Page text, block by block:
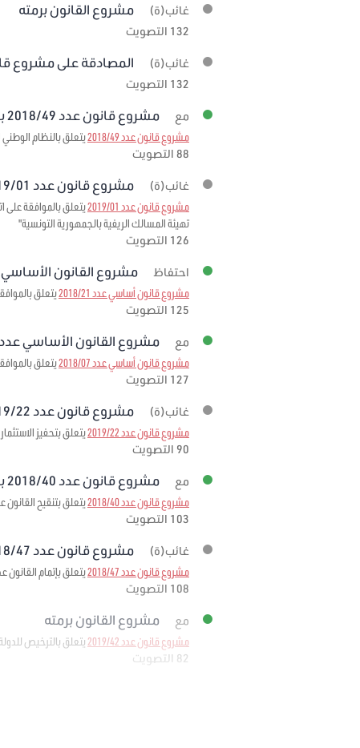
غائب(ة) مشروع القانون برمته
132 التصويت
غائب(ة) المصادقة على مشروع قانون عدد
132 التصويت
مع مشروع قانون عدد 2018/49 برمته
مشروع قانون عدد 2018/49
يتعلق بالنظام
88 التصويت
غائب(ة) مشروع قانون عدد 2019/01 برمته
مشروع قانون عدد 2019/01
تهيئة المسالك الريفية بالجمهورية التونسية"
126 التصويت
احتفاظ مشروع القانون الأساسي عدد 2018/
مشروع قانون أساسي عدد 2018/21
يتعلق
125 التصويت
مع مشروع القانون الأساسي عدد 2018/07
مشروع قانون أساسي عدد 2018/07
يتعلق بالموافقة على الاتفاقية المبرمة
127 التصويت
غائب(ة) مشروع قانون عدد 2019/22 برمته
مشروع قانون عدد 2019/22
يتعلق بتحفيز
90 التصويت
مع مشروع قانون عدد 2018/40 برمته
مشروع قانون عدد 2018/40
يتعلق بتنقيح القانون عدد 95 لسنة 1999 مؤرخ في 6 ديسمبر 1999 المتعلق بإحداث صندوق ضمان تمويل الصادرات
103 التصويت
غائب(ة) مشروع قانون عدد 2018/47 برمته
مشروع قانون عدد 2018/47
يتعلق بإتمام القانون عدد 11 لسنة 1988 المؤرخ في 25 فيفري 1988 المتعلق بإحداث وكالة إحياء التراث
108 التصويت
مع مشروع القانون برمته
مشروع قانون عدد 2019/42
يتعلق بالترخيص
82 التصويت